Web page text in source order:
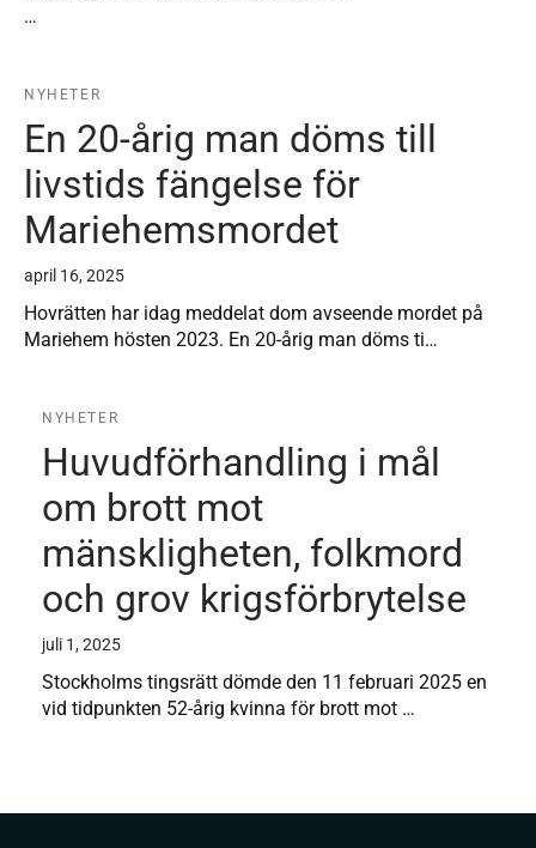
…
NYHETER
En 20-årig man döms till
livstids fängelse för
Mariehemsmordet
april 16, 2025
Hovrätten har idag meddelat dom avseende mordet på
Mariehem hösten 2023. En 20-årig man döms ti…
NYHETER
Huvudförhandling i mål
om brott mot
mänskligheten, folkmord
och grov krigsförbrytelse
juli 1, 2025
Stockholms tingsrätt dömde den 11 februari 2025 en
vid tidpunkten 52-årig kvinna för brott mot …